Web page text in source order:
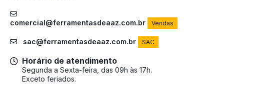
comercial@ferramentasdeaaz.com.br Vendas
sac@ferramentasdeaaz.com.br SAC
Horário de atendimento
Segunda a Sexta-feira, das 09h às 17h.
Exceto feriados.